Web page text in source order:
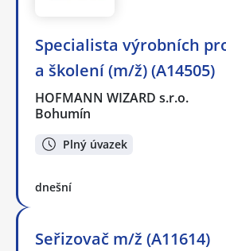
Specialista výrobních
a školení (m/ž) (A14505)
HOFMANN WIZARD s.r.o.
Bohumín
Plný úvazek
dnešní
Seřizovač m/ž (A11614)